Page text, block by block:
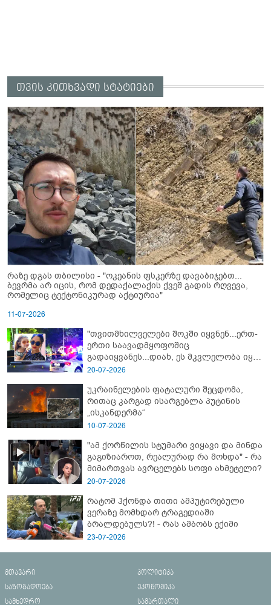
თვის კითხვადი სტატიები
რაზე დგას თბილისი - "ოკეანის ფსკერზე დავაბიჯებთ...
ბევრმა არ იცის, რომ დედაქალაქის ქვეშ გადის რღვევა,
რომელიც ტექტონიკურად აქტიურია"
11-07-2026
"თვითმხილველები შოკში იყვნენ...ერთ-
ერთი საავადმყოფოშიც
გადაიყვანეს...დიახ, ეს მკვლელობა იყო"
- გორში დატრიალებული ტრაგედიის
20-07-2026
უკრაინელების ფატალური შეცდომა,
რითაც კარგად ისარგებლა პუტინის
„ისკანდერმა“
10-07-2026
"ამ ქორწილის სტუმარი ვიყავი და მინდა
გაგიზიაროთ, რეალურად რა მოხდა" - რა
მიმართვას ავრცელებს სოფი ახმეტელი?
20-07-2026
რატომ ჰქონდა თითი ამპუტირებული
ვერაზე მომხდარ ტრაგედიაში
ბრალდებულს?! - რას ამბობს ექიმი
23-07-2026
მთავარი
პოლიტიკა
საზოგადოება
ეკონომიკა
სამხედრო
სამართალი